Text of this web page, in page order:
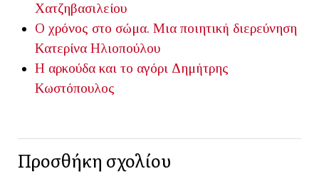
Χατζηβασιλείου
Ο χρόνος στο σώμα. Μια ποιητική διερεύνηση
Κατερίνα Ηλιοπούλου
Η αρκούδα και το αγόρι Δημήτρης
Κωστόπουλος
Προσθήκη σχολίου